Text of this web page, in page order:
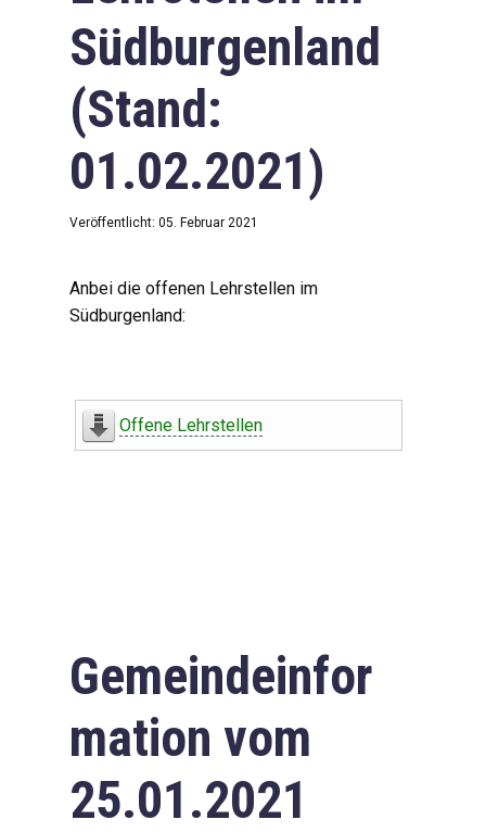
Südburgenland
(Stand:
01.02.2021)
Veröffentlicht: 05. Februar 2021
Anbei die offenen Lehrstellen im
Südburgenland:
Offene Lehrstellen
Gemeindeinfor
mation vom
25.01.2021